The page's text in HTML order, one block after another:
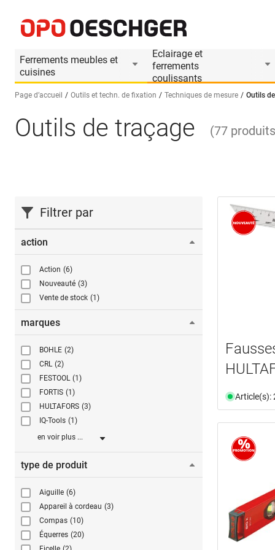
Ferrements meubles et
cuisines
Eclairage et
ferrements
coulissants
Sélectionnez une langue (FR)
Page d’accueil Outils et techn. de fixation Techniques de mesure Outils
Outils de traçage (77 produits
Filtrer par
action
Action (6)
Nouveauté (3)
Vente de stock (1)
marques
BOHLE (2)
CRL (2)
FESTOOL (1)
FORTIS (1)
HULTAFORS (3)
IQ-Tools (1)
en voir plus ...
type de produit
Aiguille (6)
Appareil à cordeau (3)
Compas (10)
Équerres (20)
Article(s):